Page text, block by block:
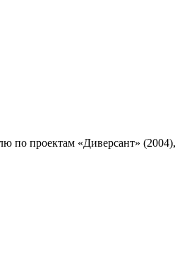
по проектам «Диверсант»